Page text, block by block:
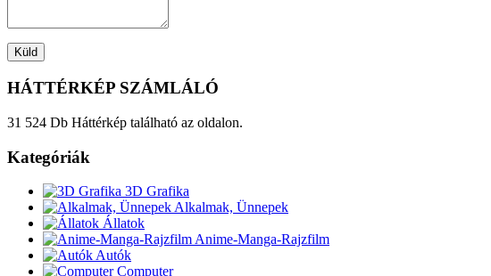
HÁTTÉRKÉP SZÁMLÁLÓ
31 524 Db Háttérkép található az oldalon.
Kategóriák
3D Grafika
Alkalmak, Ünnepek
Állatok
Anime-Manga-Rajzfilm
Autók
Computer